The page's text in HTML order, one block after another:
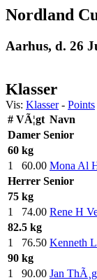
Nordland
Aarhus, d. 26
Klasser
Vis: Klasser- Points
# VÃ¦gt Navn
Damer Senior
60 kg
1
60.00 Mona Al
Herrer Senior
75 kg
1
74.00 Rene H
82.5 kg
1
76.50 Kenneth
90 kg
1
90.00 Jan